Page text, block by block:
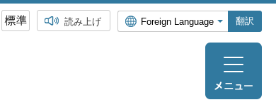
読み上げ 翻訳